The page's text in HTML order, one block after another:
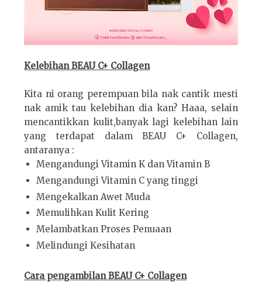
Kelebihan BEAU C+ Collagen
Kita ni orang perempuan bila nak cantik mesti
nak amik tau kelebihan dia kan? Haaa, selain
mencantikkan kulit,banyak lagi kelebihan lain
yang terdapat dalam BEAU C+ Collagen,
antaranya :
Mengandungi Vitamin K dan Vitamin B
Mengandungi Vitamin C yang tinggi
Mengekalkan Awet Muda
Memulihkan Kulit Kering
Melambatkan Proses Penuaan
Melindungi Kesihatan
Cara pengambilanBEAU C+ Collagen